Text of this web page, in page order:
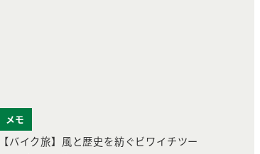
メモ
【バイク旅】風と歴史を紡ぐビワイチツー